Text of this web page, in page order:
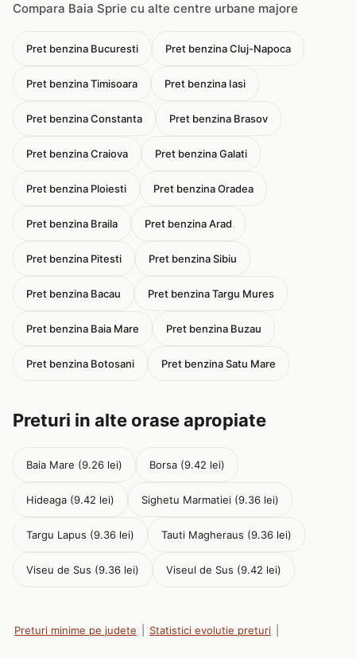
Compara Baia Sprie cu alte centre urbane majore
Pret benzina Bucuresti Pret benzina Cluj-Napoca
Pret benzina Timisoara Pret benzina Iasi
Pret benzina Constanta Pret benzina Brasov
Pret benzina Craiova Pret benzina Galati
Pret benzina Ploiesti Pret benzina Oradea
Pret benzina Braila Pret benzina Arad
Pret benzina Pitesti Pret benzina Sibiu
Pret benzina Bacau Pret benzina Targu Mures
Pret benzina Baia Mare Pret benzina Buzau
Pret benzina Botosani Pret benzina Satu Mare
Preturi in alte orase apropiate
Baia Mare (9.26 lei) Borsa (9.42 lei)
Hideaga (9.42 lei) Sighetu Marmatiei (9.36 lei)
Targu Lapus (9.36 lei) Tauti Magheraus (9.36 lei)
Viseu de Sus (9.36 lei) Viseul de Sus (9.42 lei)
Preturi minime pe judete Statistici evolutie preturi